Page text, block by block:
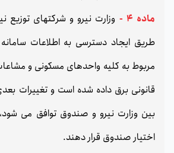
ماده 4 -
وزارت نیرو و شرکتهای توزیع
طریق ایجاد دسترسی به اطلاعات
مربوط به کلیه واحدهای مسکونی و
قانونی برق داده شده است و تغییرات
بین وزارت نیرو و صندوق توافق می
اختیار صندوق قرار دهند.